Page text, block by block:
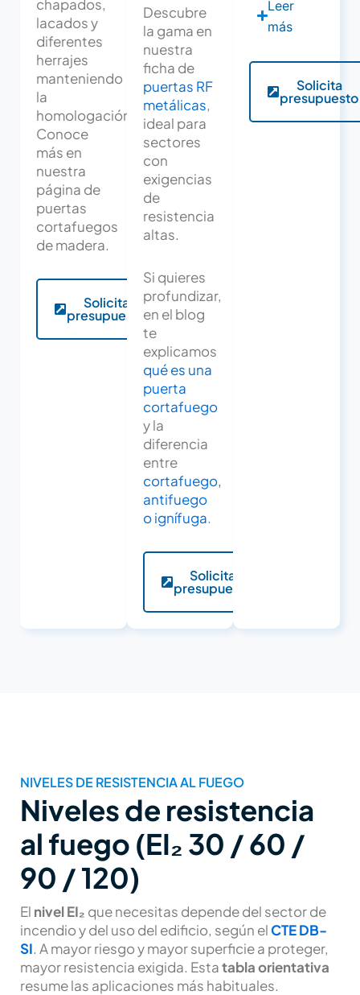
chapados,
lacados y
diferentes
herrajes
manteniendo
la
homologación.
Conoce
más en
nuestra
página de
puertas
cortafuegos
de madera.
Solicita
presupuesto
Descubre
la gama en
nuestra
ficha de
puertas RF
metálicas,
ideal para
sectores
con
exigencias
de
resistencia
altas.
Si quieres
profundizar,
en el blog
te
explicamos
qué es una
puerta
cortafuego
y la
diferencia
entre
cortafuego,
antifuego
o ignífuga.
Solicita
presupuesto
Leer
más
Solicita
presupuesto
NIVELES DE RESISTENCIA AL FUEGO
Niveles de resistencia
al fuego (EI₂ 30 / 60 /
90 / 120)
El nivel EI₂ que necesitas depende del sector de
incendio y del uso del edificio, según elCTE DB-
SI. A mayor riesgo y mayor superficie a proteger,
mayor resistencia exigida. Estatabla orientativa
resume las aplicaciones más habituales.